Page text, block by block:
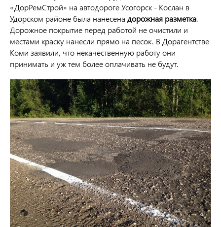
«ДорРемСтрой» на автодороге Усогорск - Кослан в
Удорском районе была нанесена дорожная разметка.
Дорожное покрытие перед работой не очистили и
местами краску нанесли прямо на песок. В Дорагентстве
Коми заявили, что некачественную работу они
принимать и уж тем более оплачивать не будут.